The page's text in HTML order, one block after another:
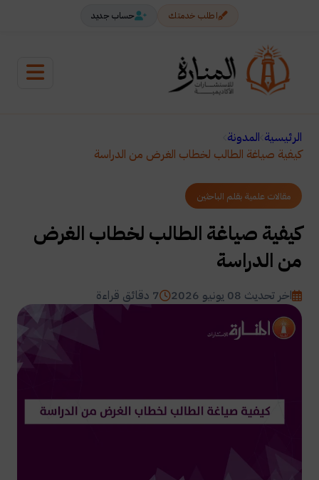
اطلب خدمتك حساب جديد
الرئيسية المدونة
كيفية صياغة الطالب لخطاب الغرض من الدراسة
مقالات علمية بقلم الباحثين
كيفية صياغة الطالب لخطاب الغرض
من الدراسة
اخر تحديث 08 يونيو 2026 7 دقائق قراءة